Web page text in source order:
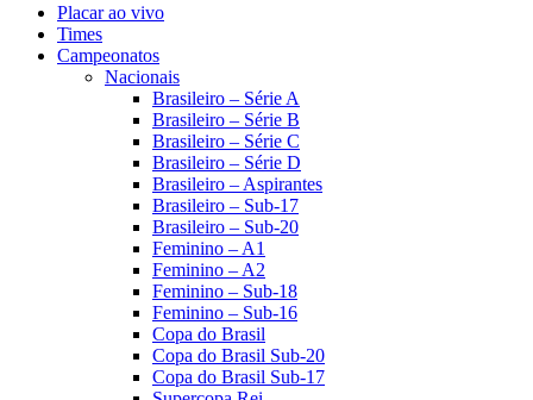
Placar ao vivo
Times
Campeonatos
Nacionais
Brasileiro – Série A
Brasileiro – Série B
Brasileiro – Série C
Brasileiro – Série D
Brasileiro – Aspirantes
Brasileiro – Sub-17
Brasileiro – Sub-20
Feminino – A1
Feminino – A2
Feminino – Sub-18
Feminino – Sub-16
Copa do Brasil
Copa do Brasil Sub-20
Copa do Brasil Sub-17